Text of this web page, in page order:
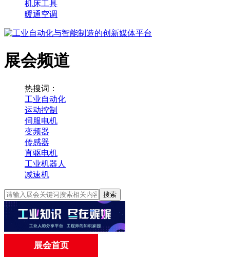
机床工具
暖通空调
展会频道
热搜词：
工业自动化
运动控制
伺服电机
变频器
传感器
直驱电机
工业机器人
减速机
搜索
展会首页